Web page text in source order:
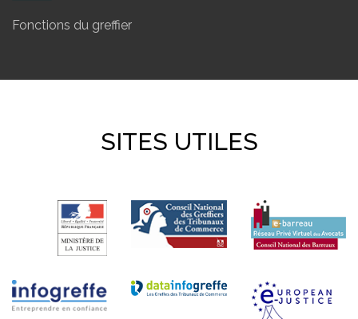
Fonctions du greffier
SITES UTILES